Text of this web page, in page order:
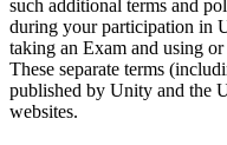
such additional terms and
during your participation in
taking an Exam and using
These separate terms
published by Unity and the
websites.